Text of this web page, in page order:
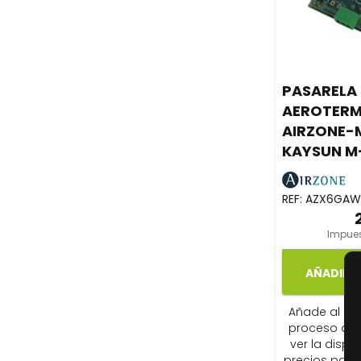
PASARELA
AIRZONE-
KAYSUN
REF:
AÑADIR A
Añade al
proceso
ver la